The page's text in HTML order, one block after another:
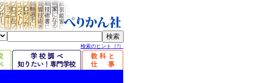
検索のヒント［?］